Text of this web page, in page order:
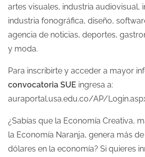
artes visuales, industria audiovisual,
industria fonográfica, diseño,
agencia de noticias, deportes,
y moda.
Para inscribirte y acceder a mayor
convocatoria SUE ingresa a:
auraportal.usa.edu.co/AP/
¿Sabías que la Economía Creativa,
la Economía Naranja, genera más
dólares en la economía? Si quieres